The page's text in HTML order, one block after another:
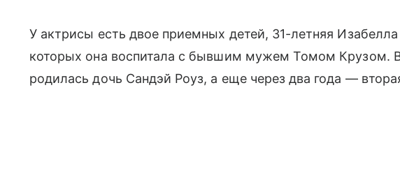
У актрисы есть двое приемных детей, 31-летняя
которых она воспитала с бывшим мужем Томом Крузом.
родилась дочь Сандэй Роуз, а еще через два года —